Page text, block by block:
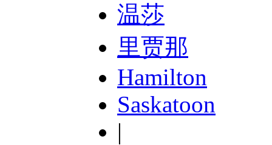
温莎
里贾那
Hamilton
Saskatoon
|